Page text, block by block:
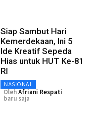
Siap Sambut Hari
Kemerdekaan, Ini 5
Ide Kreatif Sepeda
Hias untuk HUT Ke-81
RI
NASIONAL
OlehAfriani Respati
baru saja